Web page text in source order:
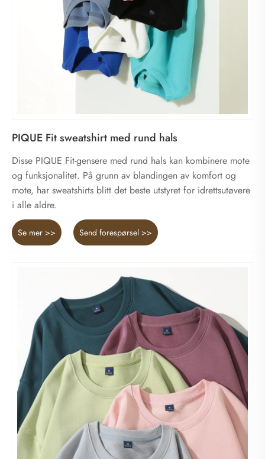
PIQUE Fit sweatshirt med rund hals
Disse PIQUE Fit-gensere med rund hals kan kombinere mote
og funksjonalitet. På grunn av blandingen av komfort og
mote, har sweatshirts blitt det beste utstyret for idrettsutøvere
i alle aldre.
Se mer >> Send forespørsel >>